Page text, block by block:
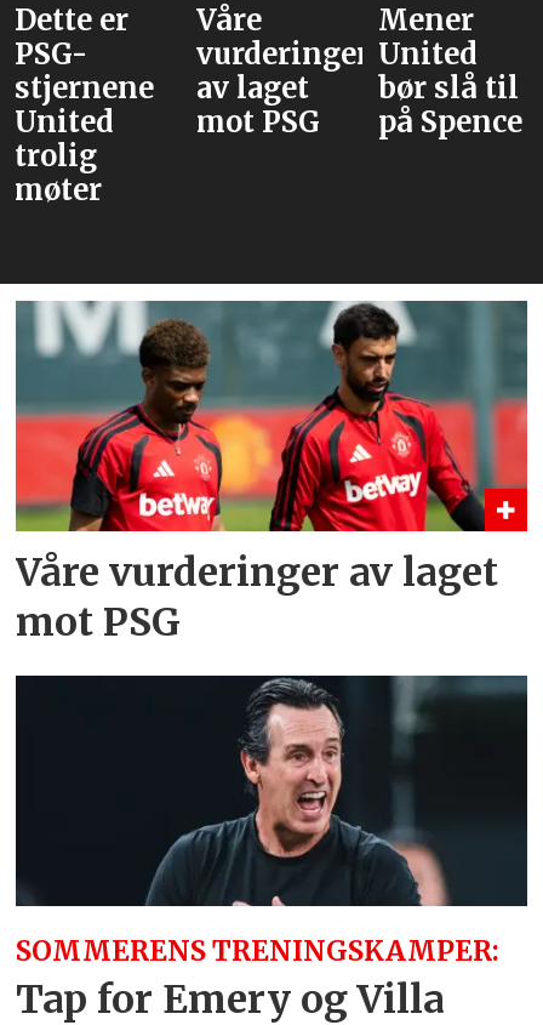
er
Våre
vurderinger
av laget
mot PSG
Mener
United
bør slå til
på Spence
Våre vurderinger av laget
mot PSG
SOMMERENS TRENINGSKAMPER:
Tap for Emery og Villa